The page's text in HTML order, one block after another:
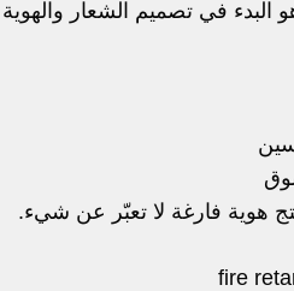
البدء في تصميم الشعار
هوية فارغة لا تعبّر عن شيء.
fire